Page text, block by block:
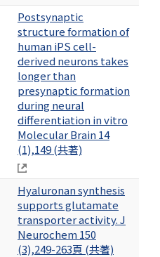
Postsynaptic
structure formation of
human iPS cell-
derived neurons takes
longer than
presynaptic formation
during neural
differentiation in vitro
Molecular Brain 14
(1),149 (共著)
Hyaluronan synthesis
supports glutamate
transporter activity. J
Neurochem 150
(3),249-263頁 (共著)